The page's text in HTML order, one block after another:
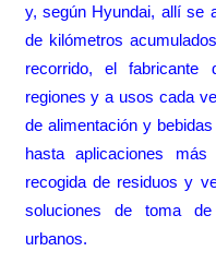
y, según Hyundai, allí se
de kilómetros
recorrido, el fabricante
regiones y a usos cada
de alimentación y
hasta aplicaciones
recogida de residuos y
soluciones de toma
urbanos.